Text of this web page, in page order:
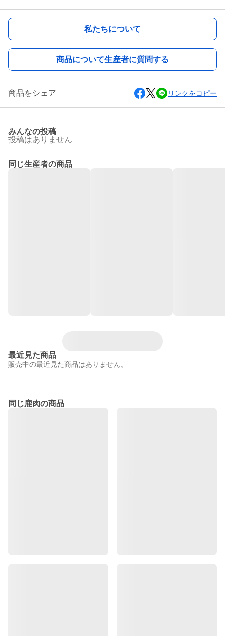
私たちについて
商品について生産者に質問する
商品をシェア リンクをコピー
みんなの投稿
投稿はありません
同じ生産者の商品
最近見た商品
販売中の最近見た商品はありません。
同じ鹿肉の商品